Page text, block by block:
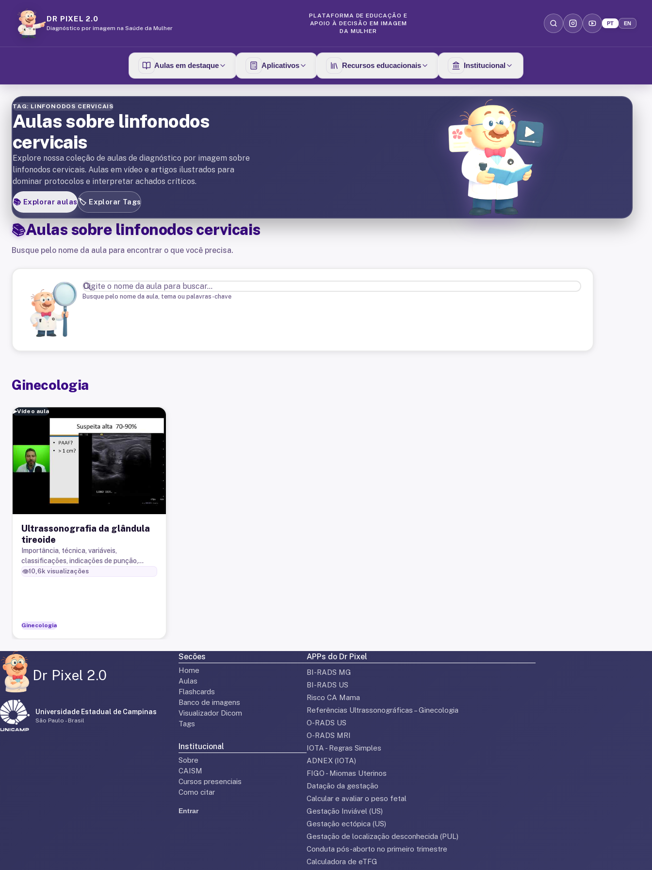
DR PIXEL 2.0
Diagnóstico por imagem na Saúde da Mulher
PLATAFORMA DE EDUCAÇÃO E
APOIO À DECISÃO EM IMAGEM
DA MULHER
PT EN
Aulas em destaque Aplicativos Recursos educacionais Institucional
TAG: LINFONODOS CERVICAIS
Aulas sobre linfonodos
cervicais
Explore nossa coleção de aulas de diagnóstico por imagem sobre
linfonodos cervicais. Aulas em vídeo e artigos ilustrados para
dominar protocolos e interpretar achados críticos.
📚 Explorar aulas🏷️ Explorar Tags
Aulas sobrelinfonodos cervicais
Busque pelo nome da aula para encontrar o que você precisa.
Busque pelo nome da aula, tema ou palavras-chave
Ginecologia
▶Vídeo aula
Ultrassonografia da glândula
tireoide
Importância, técnica, variáveis,
classificações, indicações de punção,
linfonodos cervicais, aplicações na sala
👁️10,6k visualizações
Ginecologia
Dr Pixel 2.0
Universidade Estadual de Campinas
São Paulo - Brasil
Secões
Home
Aulas
Flashcards
Banco de imagens
Visualizador Dicom
Tags
Institucional
Sobre
CAISM
Cursos presenciais
Como citar
Entrar
APPs do Dr Pixel
BI-RADS MG
BI-RADS US
Risco CA Mama
Referências Ultrassonográficas – Ginecologia
O-RADS US
O-RADS MRI
IOTA - Regras Simples
ADNEX (IOTA)
FIGO - Miomas Uterinos
Datação da gestação
Calcular e avaliar o peso fetal
Gestação Inviável (US)
Gestação ectópica (US)
Gestação de localização desconhecida (PUL)
Conduta pós-aborto no primeiro trimestre
Calculadora de eTFG